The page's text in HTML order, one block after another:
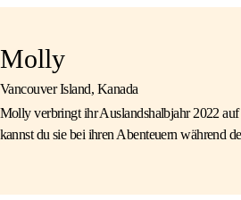
Molly
Vancouver Island, Kanada
Molly verbringt ihr Auslandshalbjahr 2022
kannst du sie bei ihren Abenteuern während